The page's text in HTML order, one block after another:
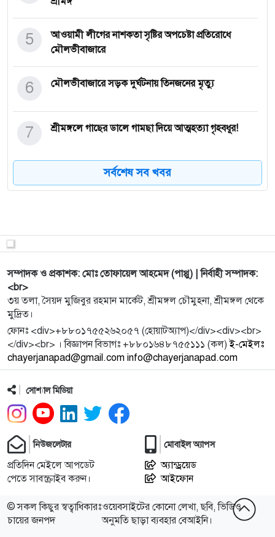
আওয়ামী লীগের নাশকতা সৃষ্টির অপচেষ্টা প্রতিরোধে
মৌলভীবাজারে
5
মৌলভীবাজারে সড়ক দুর্ঘটনায় তিনজনের মৃত্যু
6
শ্রীমঙ্গলে গাছের ডালে গামছা দিয়ে আত্মহত্যা গৃহবধূর!
7
শ্রীমঙ্গলে অবৈধ বালু কারবারিসহ আটক ৩
10
শ্রীমঙ্গলে প্রেসবিটারির ৫৫তম বার্ষিক ধর্মীয় সভা
11
আলোচিত কিশোর জুনায়েদ হত্যাকাণ্ডে অবশেষে পুলিশের
জালে দুই আসা
12
ডলুছড়া গ্রামে কৃতী শিক্ষার্থী সংবর্ধনা ও শিক্ষা সামগ্রী বিতর
13
শেখ হাসিনার সঙ্গে আ.লীগেরও বিচার করা উচিত : মির্জা
ফখরুল
14
সর্বশেষ সব খবর
সম্পাদক ও প্রকাশক: মোঃ তোফায়েল আহমেদ (পাপ্পু) | নির্বাহী সম্পাদক:
<br>
৩য় তলা, সৈয়দ মুজিবুর রহমান মার্কেট, শ্রীমঙ্গল চৌমুহনা, শ্রীমঙ্গল থেকে
মুদ্রিত।
ফোনঃ <div>+৮৮০১৭৫৫২৬২০৫৭ (হোয়াটঅ্যাপ)</div><div><br>
</div><br> । বিজ্ঞাপন বিভাগঃ +৮৮০১৬৪৮৭৫৫১১১ (কল)ই-মেইলঃ
chayerjanapad@gmail.com info@chayerjanapad.com
সোশ্যাল মিডিয়া
নিউজলেটার
প্রতিদিন মেইলে আপডেট
পেতে সাবস্ক্রাইব করুন।
মোবাইল অ্যাপস
অ্যান্ড্রয়েড
আইফোন
© সকল কিছুর স্বত্বাধিকারঃ
চায়ের জনপদ
ওয়েবসাইটের কোনো লেখা, ছবি, ভিডিও
অনুমতি ছাড়া ব্যবহার বেআইনি।